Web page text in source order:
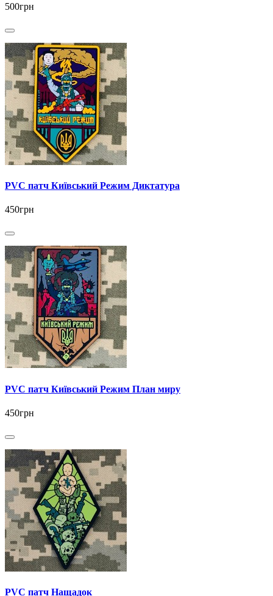
500грн
PVC патч Київський Режим Диктатура
450грн
PVC патч Київський Режим План миру
450грн
PVC патч Нащадок